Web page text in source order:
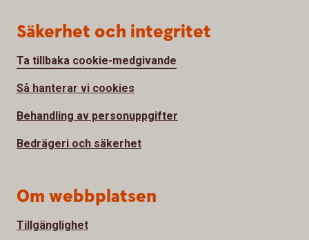
Säkerhet och integritet
Ta tillbaka cookie-medgivande
Så hanterar vi cookies
Behandling av personuppgifter
Bedrägeri och säkerhet
Om webbplatsen
Tillgänglighet